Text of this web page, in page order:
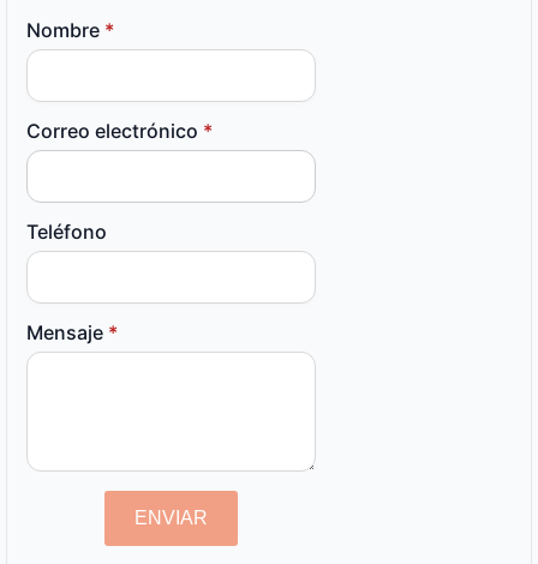
Nombre *
Correo electrónico *
Teléfono
Mensaje *
ENVIAR